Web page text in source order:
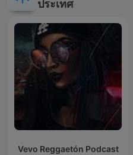
ประเทศ
Vevo Reggaetón Podcast